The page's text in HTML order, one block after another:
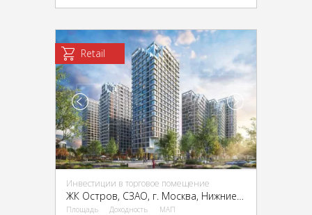
Retail
Инвестиции в торговое помещение
Площадь Доходность МАП